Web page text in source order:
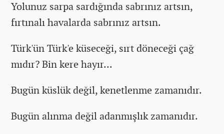
Yolunuz sarpa sardığında sabrınız artsın,
fırtınalı havalarda sabrınız artsın.
Türk'ün Türk'e küseceği, sırt döneceği çağ
mıdır? Bin kere hayır...
Bugün küslük değil, kenetlenme zamanıdır.
Bugün alınma değil adanmışlık zamanıdır.